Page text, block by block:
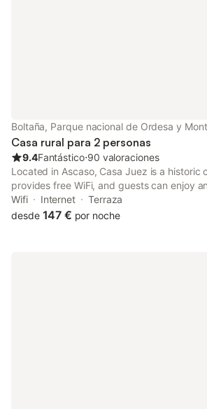
Boltaña, Parque nacional de Ordesa y
Casa rural para 2 personas
9.4Fantástico⋅90 valoraciones
Located in Ascaso, Casa Juez is a historic
provides free WiFi, and guests can enjoy
free bikes. There is a private entrance at
the convenience of those who stay.
Wifi Internet
Terraza
desde 147 € por noche